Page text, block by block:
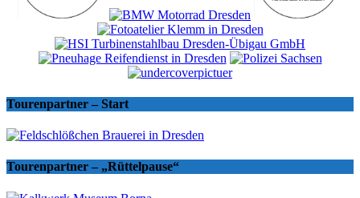
Tourenpartner – Start
Tourenpartner – „Rüttelpause“